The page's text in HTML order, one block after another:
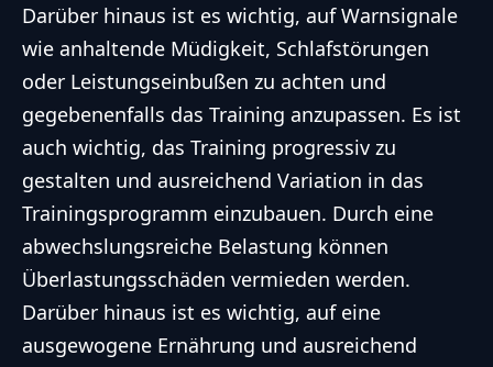
Darüber hinaus ist es wichtig, auf Warnsignale
wie anhaltende Müdigkeit, Schlafstörungen
oder Leistungseinbußen zu achten und
gegebenenfalls das Training anzupassen. Es ist
auch wichtig, das Training progressiv zu
gestalten und ausreichend Variation in das
Trainingsprogramm einzubauen. Durch eine
abwechslungsreiche Belastung können
Überlastungsschäden vermieden werden.
Darüber hinaus ist es wichtig, auf eine
ausgewogene Ernährung und ausreichend